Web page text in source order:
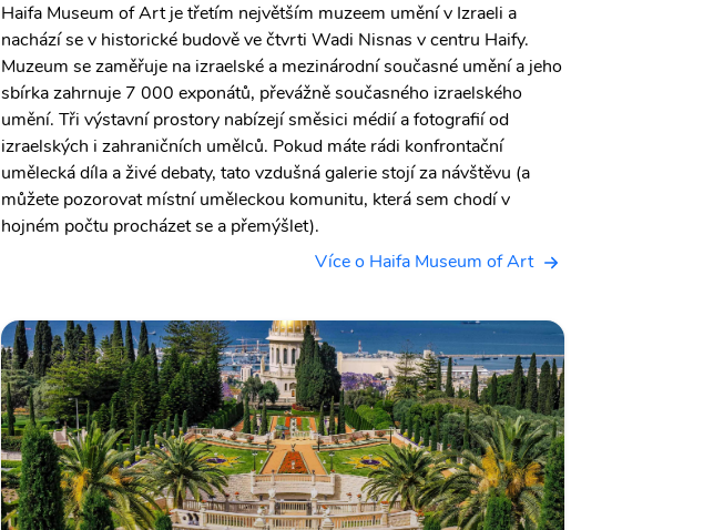
Haifa Museum of Art je třetím největším muzeem umění v Izraeli a
nachází se v historické budově ve čtvrti Wadi Nisnas v centru Haify.
Muzeum se zaměřuje na izraelské a mezinárodní současné umění a jeho
sbírka zahrnuje 7 000 exponátů, převážně současného izraelského
umění. Tři výstavní prostory nabízejí směsici médií a fotografií od
izraelských i zahraničních umělců. Pokud máte rádi konfrontační
umělecká díla a živé debaty, tato vzdušná galerie stojí za návštěvu (a
můžete pozorovat místní uměleckou komunitu, která sem chodí v
hojném počtu procházet se a přemýšlet).
Více o Haifa Museum of Art